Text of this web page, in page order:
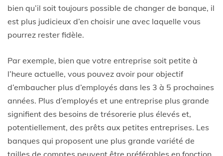
bien qu’il soit toujours possible de changer de banque, il
est plus judicieux d’en choisir une avec laquelle vous
pourrez rester fidèle.
Par exemple, bien que votre entreprise soit petite à
l’heure actuelle, vous pouvez avoir pour objectif
d’embaucher plus d’employés dans les 3 à 5 prochaines
années. Plus d’employés et une entreprise plus grande
signifient des besoins de trésorerie plus élevés et,
potentiellement, des prêts aux petites entreprises. Les
banques qui proposent une plus grande variété de
tailles de comptes peuvent être préférables en fonction